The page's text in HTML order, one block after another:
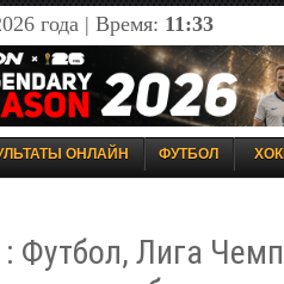
года | Время: 11:33
ОНЛАЙН ФУТБОЛ
Футбол, Лига